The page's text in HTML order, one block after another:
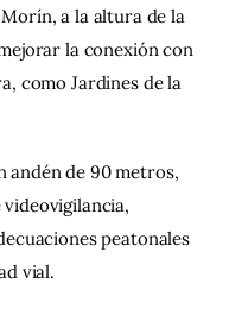
a la altura de la
la conexión con
como Jardines de la
andén de 90 metros,
peatonales
vial.